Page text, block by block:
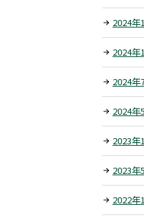
2024年
2024年
2024年
2024年
2023年
2023年
2022年